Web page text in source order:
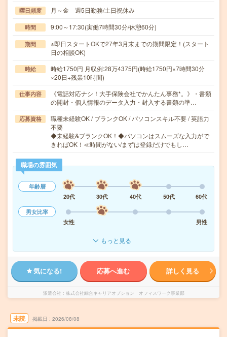
曜日頻度 月～金 週5日勤務/土日祝休み
時間 9:00～17:30(実働7時間30分/休憩60分)
期間
※即日スタートOKで27年3月末までの期間限定！(スタート
日の相談OK)
時給
時給1750円 月収例:28万4375円(時給1750円×7時間30分
×20日+残業10時間)
仕事内容
《電話対応ナシ！大手保険会社でかんたん事務*。》・書類
の開封・個人情報のデータ入力・封入する書類の準…
応募資格
職種未経験OK / ブランクOK / パソコンスキル不要 / 英語力
不要
◆未経験&ブランクOK！◆パソコンはスムーズな入力がで
きればOK！≪時間がない/まずは登録だけでもし…
職場の雰囲気
年齢層
20代
30代 40代 50代
60代
男女比率
女性
男性
もっと見る
気になる! 応募へ進む 詳しく見る
派遣会社 株式会社綜合キャリアオプション オフィスワーク事業部
未読 掲載日 2026/08/08